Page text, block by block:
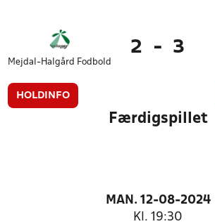
Mejdal-Halgård Fodbold
HOLDINFO
2 - 3
Færdigspillet
MAN. 12-08-2024
Kl. 19:30